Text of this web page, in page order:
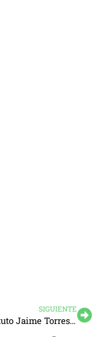
SIGUIENTE
El Instituto Jaime Torres Bodet organiza el IV Coloquio Normalista de Investigación y docencia (CONID-26)